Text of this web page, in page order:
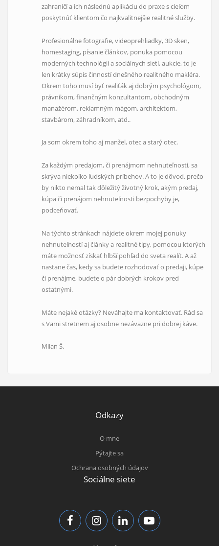
zahraničí a ich následnú aplikáciu do praxe s cieľom
poskytnúť klientom čo najkvalitnejšie realitné služby.
Profesionálne fotografie, videoprehliadky, 3D sken,
homestaging, písanie článkov, ponuka pomocou
moderných technológií a sociálnych sietí, aukcie, to je
len krátky súpis činností dnešného realitného makléra.
Okrem toho musí byť realiťák aj dobrým psychológom,
právnikom, finančným konzultantom, obchodným
manažérom, reklamným mágom, architektom,
stavbárom, záhradníkom, atd..
Ja som okrem toho aj manžel, otec a starý otec.
Za každým predajom, či prenájmom nehnuteľnosti, sa
skrýva niekoľko ľudských príbehov. A to je dôvod, prečo
by nikto nemal tak dôležitý životný krok, akým predaj,
kúpa či prenájom nehnuteľnosti bezpochyby je,
podceňovať.
Na týchto stránkach nájdete okrem mojej ponuky
nehnuteľností aj články a realitné tipy, pomocou ktorých
máte možnosť získať hlbší pohľad do sveta realít. A až
nastane čas, kedy sa budete rozhodovať o predaji, kúpe
či prenájme, budete o pár dobrých krokov pred
ostatnými.
Máte nejaké otázky? Neváhajte ma kontaktovať. Rád sa
s Vami stretnem aj osobne nezáväzne pri dobrej káve.
Milan Š.
Odkazy
O mne
Pýtajte sa
Ochrana osobných údajov
Sociálne siete